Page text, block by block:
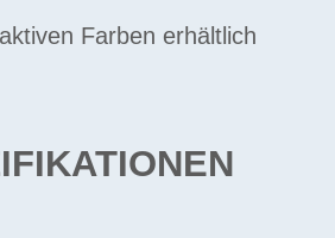
Farben erhältlich